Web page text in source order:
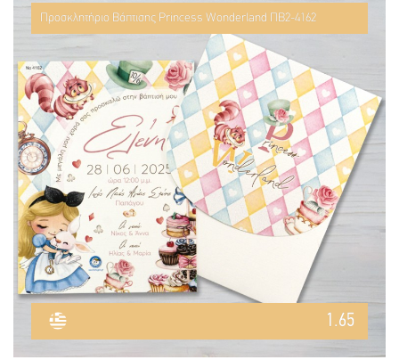
Προσκλητήριο Βάπτισης Princess Wonderland ΠΒ2-4162
1.65